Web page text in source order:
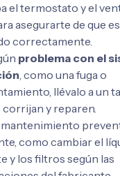
el termostato y el
asegurarte de que
correctamente.
problema con el
, como una fuga o
llévalo a un
corrijan y reparen.
mantenimiento
como cambiar el
y los filtros según las